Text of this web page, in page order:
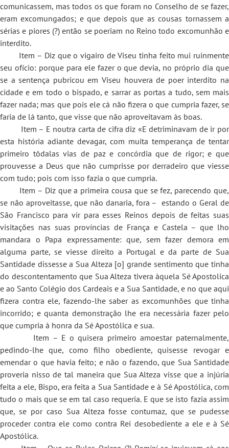
comunicassem, mas todos os que foram no Conselho de se fazer,
eram excomungados; e que depois que as cousas tornassem a
sérias e piores (?) então se poeriam no Reino todo excomunhão e
interdito.
Item – Diz que o vigairo de Viseu tinha feito mui ruinmente
seu ofício: porque para ele fazer o que devia, no próprio dia que
se a sentença pubricou em Viseu houvera de poer interdito na
cidade e em todo o bispado, e sarrar as portas a tudo, sem mais
fazer nada; mas que pois ele cá não fizera o que cumpria fazer, se
faria de lá tanto, que visse que não aproveitavam às boas.
Item – E noutra carta de cifra diz «E detriminavam de ir por
esta história adiante devagar, com muita temperança de tentar
primeiro tôdalas vias de paz e concórdia que de rigor; e que
prouvesse a Deus que não cumprisse por derradeiro que viesse
com tudo; pois com isso fazia o que cumpria.
Item – Diz que a primeira cousa que se fez, parecendo que,
se não aproveitasse, que não danaria, fora – estando o Geral de
São Francisco para vir para esses Reinos depois de feitas suas
visitações nas suas províncias de França e Castela – que lho
mandara o Papa expressamente: que, sem fazer demora em
alguma parte, se viesse direito a Portugal e da parte de Sua
Santidade dissesse a Sua Alteza [o] grande sentimento que tinha
do descontentamento que Sua Alteza tivera àquela Sé Apostolica
e ao Santo Colégio dos Cardeais e a Sua Santidade, e no que aqui
fizera contra ele, fazendo-lhe saber as excomunhões que tinha
incorrido; e quanta demonstração lhe era necessária fazer pelo
que cumpria à honra da Sé Apostólica e sua.
Item – E o quisera primeiro amoestar paternalmente,
pedindo-lhe que, como filho obediente, quisesse revogar e
emendar o que havia feito; e não o fazendo, que Sua Santidade
proveria nisso de tal maneira que Sua Alteza visse que a injúria
feita a ele, Bispo, era feita a Sua Santidade e à Sé Apostólica, com
tudo o mais que se em tal caso requeria. E que se isto fazia assim
que, se por caso Sua Alteza fosse contumaz, que se pudesse
proceder contra ele como contra Rei desobediente a ele e à Sé
Apostólica.